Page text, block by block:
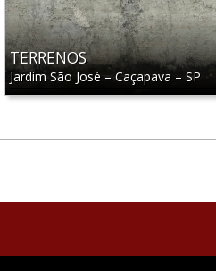
TERRENOS
Jardim São José –Caçapava –SP